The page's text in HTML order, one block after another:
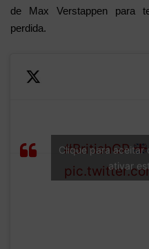
de Max Verstappen para
perdida.
LAP
#BritishGP
Clique para aceitar
ativar